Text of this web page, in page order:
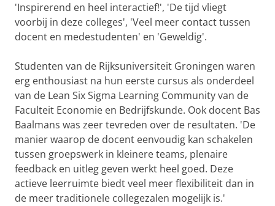
'Inspirerend en heel interactief!', 'De tijd vliegt
voorbij in deze colleges', 'Veel meer contact tussen
docent en medestudenten' en 'Geweldig'.
Studenten van de Rijksuniversiteit Groningen waren
erg enthousiast na hun eerste cursus als onderdeel
van de Lean Six Sigma Learning Community van de
Faculteit Economie en Bedrijfskunde. Ook docent Bas
Baalmans was zeer tevreden over de resultaten. 'De
manier waarop de docent eenvoudig kan schakelen
tussen groepswerk in kleinere teams, plenaire
feedback en uitleg geven werkt heel goed. Deze
actieve leerruimte biedt veel meer flexibiliteit dan in
de meer traditionele collegezalen mogelijk is.'